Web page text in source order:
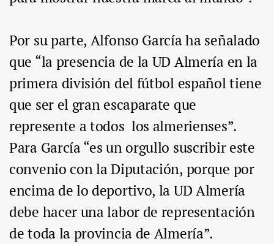
Por su parte, Alfonso García ha señalado
que “la presencia de la UD Almería en la
primera división del fútbol español tiene
que ser el gran escaparate que
represente a todos los almerienses”.
Para García “es un orgullo suscribir este
convenio con la Diputación, porque por
encima de lo deportivo, la UD Almería
debe hacer una labor de representación
de toda la provincia de Almería”.